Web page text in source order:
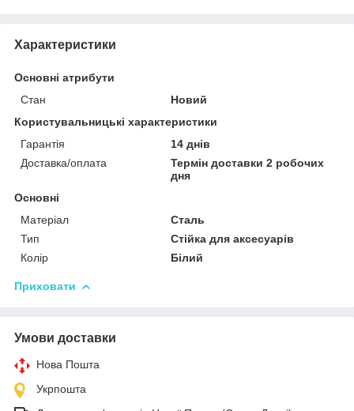
Характеристики
Основні атрибути
Стан
Новий
Користувальницькі характеристики
Гарантія
14 днів
Доставка/оплата
Термін доставки 2 робочих
дня
Основні
Матеріал
Сталь
Тип
Стійка для аксесуарів
Колір
Білий
Приховати
Умови доставки
Нова Пошта
Укрпошта